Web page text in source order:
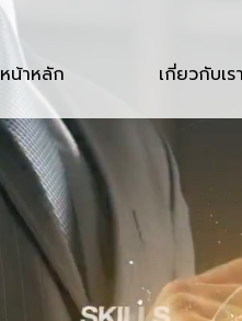
หน้าหลัก เกี่ยวกับเรา